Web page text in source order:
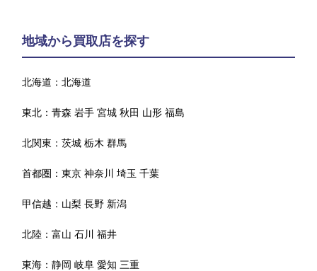
地域から買取店を探す
北海道：北海道
東北：青森 岩手 宮城 秋田 山形 福島
北関東：茨城 栃木 群馬
首都圏：東京 神奈川 埼玉 千葉
甲信越： 山梨 長野 新潟
北陸：富山 石川 福井
東海：静岡 岐阜 愛知 三重